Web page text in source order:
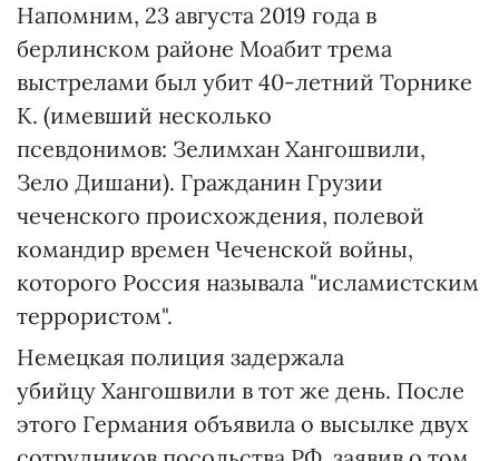
Напомним, 23 августа 2019 года в
берлинском районе Моабит трема
выстрелами был убит 40-летний Торнике
К. (имевший несколько
псевдонимов: Зелимхан Хангошвили,
Зело Дишани). Гражданин Грузии
чеченского происхождения, полевой
командир времен Чеченской войны,
которого Россия называла "исламистским
террористом".
Немецкая полиция задержала
убийцу Хангошвили в тот же день. После
этого Германия объявила о высылке двух